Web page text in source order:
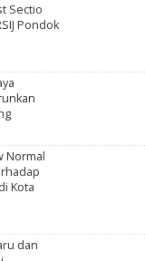
Sectio
Pondok
Normal
Kota
dan